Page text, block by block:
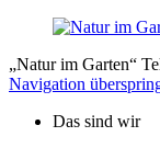
„Natur im Garten“
Navigation
Das sind wir